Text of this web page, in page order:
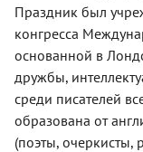
Праздник был
конгресса
основанной в
дружбы,
среди писателей
образована от
(поэты, очеркисты,